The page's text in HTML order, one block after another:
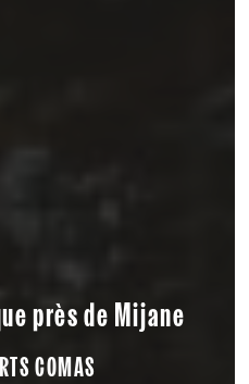
près de Mijane
COMAS